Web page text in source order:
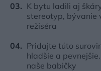
K bytu ladili aj
stereotyp, bývanie
režiséra
Pridajte túto
hladšie a
naše babičky